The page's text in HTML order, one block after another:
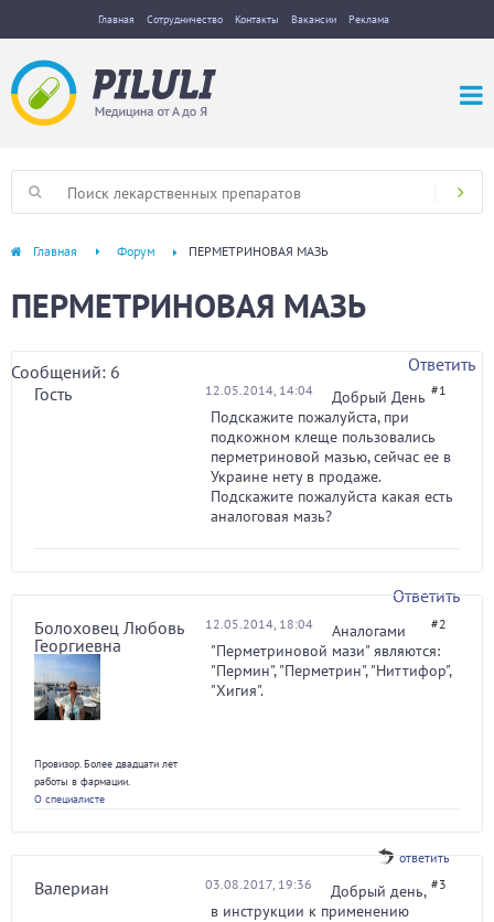
Главная Сотрудничество Контакты Вакансии Реклама
Главная Форум ПЕРМЕТРИНОВАЯ МАЗЬ
ПЕРМЕТРИНОВАЯ МАЗЬ
Сообщений: 6
Ответить
Гость
12.05.2014, 14:04 #1
Добрый День
Подскажите пожалуйста, при
подкожном клеще пользовались
перметриновой мазью, сейчас ее в
Украине нету в продаже.
Подскажите пожалуйста какая есть
аналоговая мазь?
Ответить
Болоховец Любовь
Георгиевна
Провизор. Более двадцати лет
работы в фармации.
О специалисте
12.05.2014, 18:04 #2
Аналогами
"Перметриновой мази" являются:
"Пермин", "Перметрин", "Ниттифор",
"Хигия".
ответить
Валериан 03.08.2017, 19:36 #3
Добрый день,
в инструкции к применению